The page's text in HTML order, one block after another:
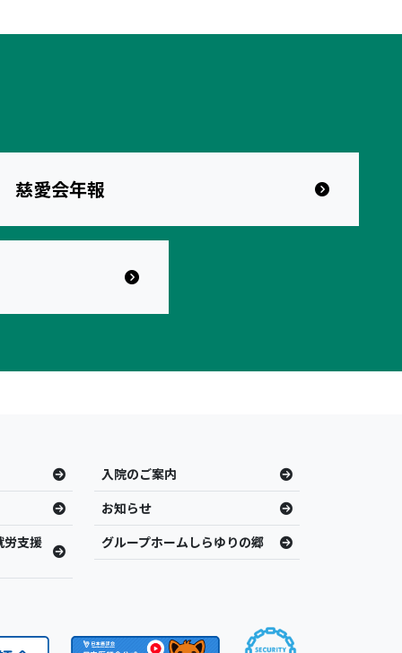
慈愛会年報
入院のご案内
お知らせ
労支援
グループホームしらゆりの郷